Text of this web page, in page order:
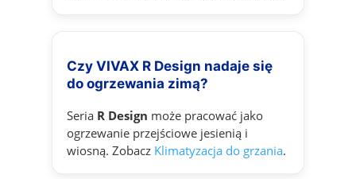
Czy VIVAX R Design nadaje się
do ogrzewania zimą?
Seria R Design może pracować jako
ogrzewanie przejściowe jesienią i
wiosną. Zobacz Klimatyzacja do grzania.